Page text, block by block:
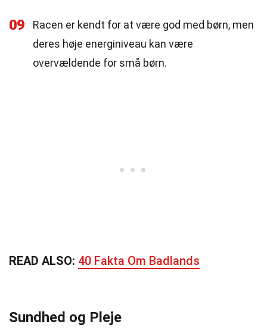
09
Racen er kendt for at være god med børn, men
deres høje energiniveau kan være
overvældende for små børn.
READ ALSO: 40 Fakta Om Badlands
Sundhed og Pleje